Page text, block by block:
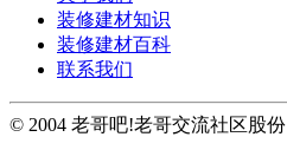
装修建材知识
装修建材百科
联系我们
© 2004 老哥吧!老哥交流社区股份